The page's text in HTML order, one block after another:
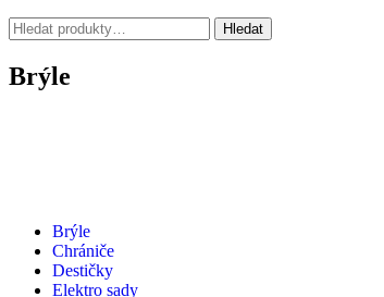
Hledat:
Hledat
Brýle
Brýle
Chrániče
Destičky
Elektro sady